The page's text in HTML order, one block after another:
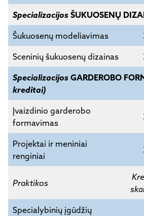
Specializacijos ŠUKUOSENŲ
Šukuosenų modeliavimas
Sceninių šukuosenų dizainas
Specializacijos GARDEROBO
kreditai)
Įvaizdinio garderobo
formavimas
Projektai ir meniniai
renginiai
Praktikos
Specialybinių įgūdžių